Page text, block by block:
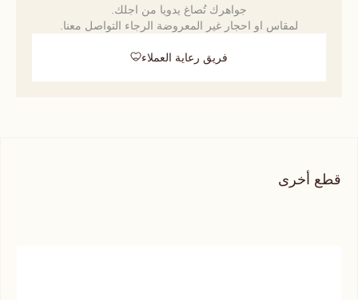
جواهرك تُصاغ يدويا من اجلك.
لمقاس او احجار غير المعروضة الرجاء التواصل معنا.
فريق رعاية العملاء
قطع أخرى